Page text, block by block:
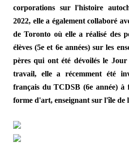
corporations sur l'histoire
2022, elle a également collaboré
de Toronto où elle a réalisé des
élèves (5e et 6e années) sur les
pères qui ont été dévoilés le
travail, elle a récemment été
français du TCDSB (6e année) à
forme d'art, enseignant sur l'île de